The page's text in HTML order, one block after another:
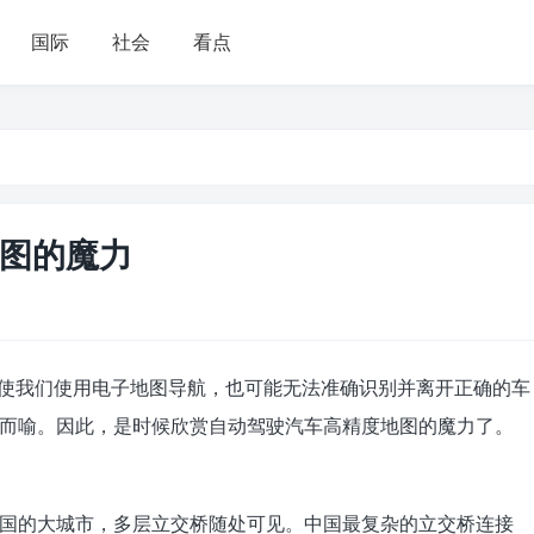
国际 社会 看点
的魔力
我们使用电子地图导航，也可能无法准确识别并离开正确的车
喻。因此，是时候欣赏自动驾驶汽车高精度地图的魔力了。
的大城市，多层立交桥随处可见。中国最复杂的立交桥连接